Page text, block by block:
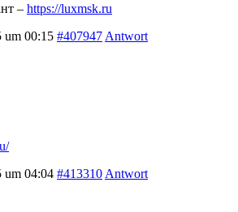
– https://luxmsk.ru
um 00:15 #407947 Antwort
um 04:04 #413310 Antwort